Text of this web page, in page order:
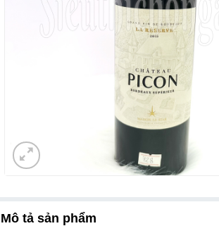
Mô tả sản phẩm